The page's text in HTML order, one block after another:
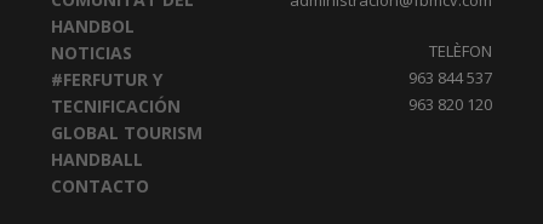
HANDBOL
NOTICIAS
#FERFUTUR Y
TECNIFICACIÓN
GLOBAL TOURISM
HANDBALL
CONTACTO
TELÈFON
963 844 537
963 820 120